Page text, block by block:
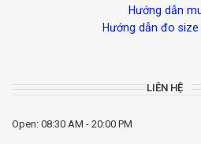
Hướng dẫn
Hướng dẫn đo
LIÊN HỆ
Open: 08:30 AM - 20:00 PM